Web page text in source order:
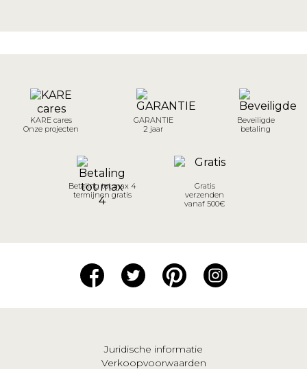
KARE cares
Onze projecten
GARANTIE
2 jaar
Beveiligde
betaling
Betaling tot max 4
termijnen gratis
Gratis
verzenden
vanaf 500€
Juridische informatie
Verkoopvoorwaarden